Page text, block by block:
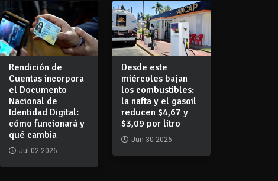
Rendición de
Cuentas incorpora
el Documento
Nacional de
Identidad Digital:
cómo funcionará y
qué cambia
Jul 02 2026
Desde este
miércoles bajan
los combustibles:
la nafta y el gasoil
reducen $4,67 y
$3,09 por litro
Jun 30 2026